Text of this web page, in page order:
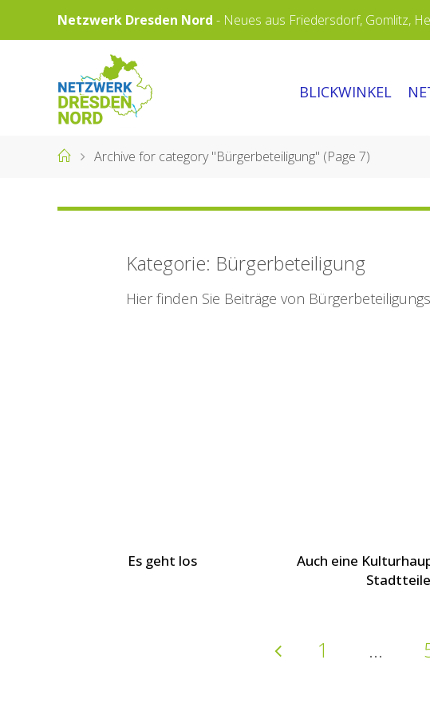
to
Netzwerk Dresden Nord - Neues aus Friedersdorf, Gomlitz,
NORD
BLICKWINKEL
HomeArchive for category "Bürgerbeteiligung" (Page 7)
Kategorie: Bürgerbeteiligung
Hier finden Sie Beiträge von
Es geht los
Auch eine
Stadtteile
1 …